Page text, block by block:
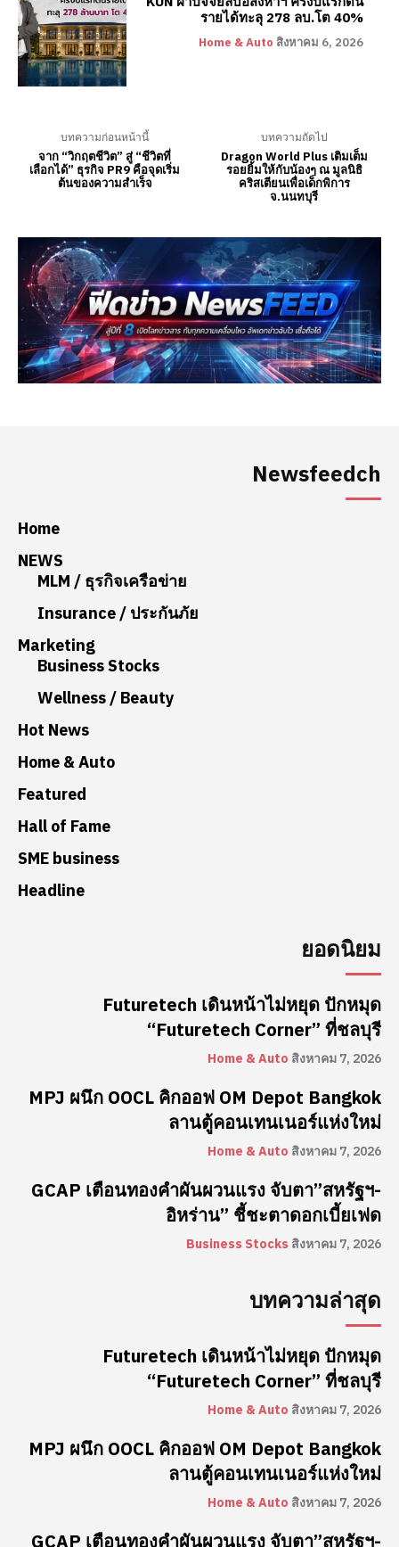
Newsfeedch
Home
NEWS
MLM / ธุรกิจเครือข่าย
Insurance / ประกันภัย
Marketing
Business Stocks
Wellness / Beauty
Hot News
Home & Auto
Featured
Hall of Fame
SME business
Headline
ยอดนิยม
Futuretech เดินหน้าไม่หยุด ปักหมุด
“Futuretech Corner” ที่ชลบุรี
Home & Auto สิงหาคม 7, 2026
MPJ ผนึก OOCL คิกออฟ OM Depot Bangkok
ลานตู้คอนเทนเนอร์แห่งใหม่
Home & Auto สิงหาคม 7, 2026
GCAP เตือนทองคำผันผวนแรง จับตา”สหรัฐฯ-
อิหร่าน” ชี้ชะตาดอกเบี้ยเฟด
Business Stocks สิงหาคม 7, 2026
บทความล่าสุด
Futuretech เดินหน้าไม่หยุด ปักหมุด
“Futuretech Corner” ที่ชลบุรี
Home & Auto สิงหาคม 7, 2026
MPJ ผนึก OOCL คิกออฟ OM Depot Bangkok
ลานตู้คอนเทนเนอร์แห่งใหม่
Home & Auto สิงหาคม 7, 2026
GCAP เตือนทองคำผันผวนแรง จับตา”สหรัฐฯ-